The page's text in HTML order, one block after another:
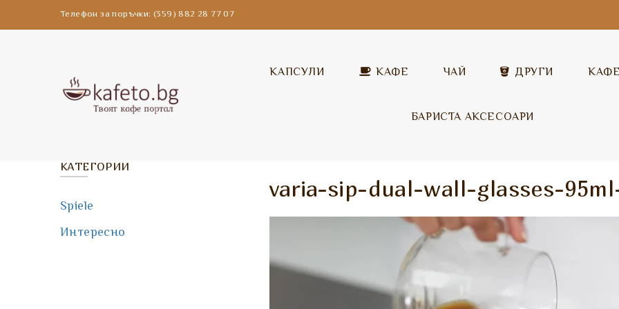
Телефон за поръчки: (359) 882 28 77 07
КАПСУЛИ КАФЕ
Garibaldi
Illy
Vandino
ICS
Garibaldi
Pera
ЧАЙ ДРУГИ
Топъл шоколад
Млечни напитки
Разтворим чай
БАРИСТА АКСЕСОАРИ
varia-sip-dual-wall-glasses-
КАТЕГОРИИ
Spiele
Интересно